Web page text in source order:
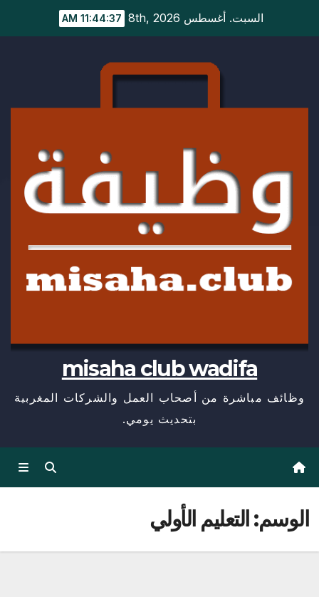
السبت. أغسطس 8th, 2026 11:44:37 AM
misaha club wadifa
وظائف مباشرة من أصحاب العمل والشركات المغربية
بتحديث يومي.
الوسم: التعليم الأولي